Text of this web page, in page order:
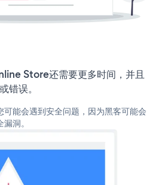
Store还需要更多时间，并且
错误。
能会遇到安全问题，因为黑客可能会
洞。